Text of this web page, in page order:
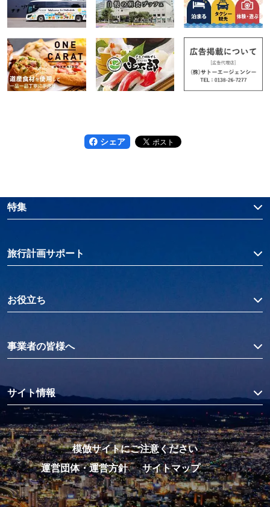
シェア
特集
旅行計画サポート
お役立ち
事業者の皆様へ
サイト情報
模倣サイトにご注意ください
運営団体・運営方針
サイトマップ